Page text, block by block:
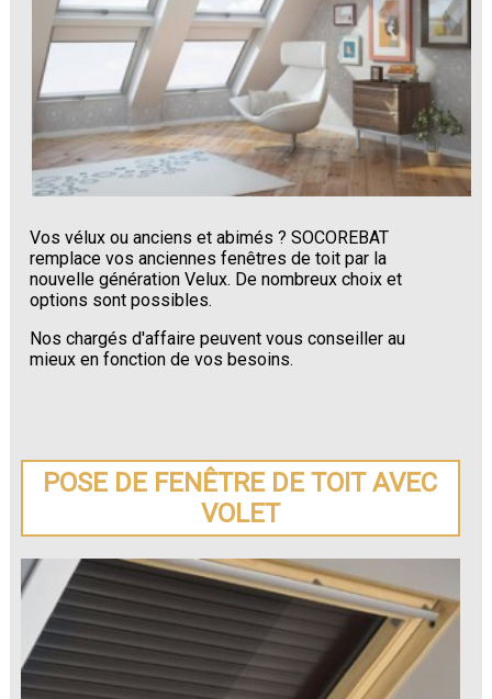
Vos vélux ou anciens et abimés ? SOCOREBAT
remplace vos anciennes fenêtres de toit par la
nouvelle génération Velux. De nombreux choix et
options sont possibles.
Nos chargés d'affaire peuvent vous conseiller au
mieux en fonction de vos besoins.
POSE DE FENÊTRE DE TOIT AVEC
VOLET